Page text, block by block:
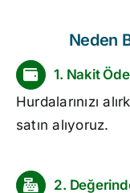
Neden
1. Nakit
Hurdalarınızı
satın alıyoruz.
2.